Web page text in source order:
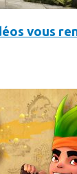
pour vos
vous